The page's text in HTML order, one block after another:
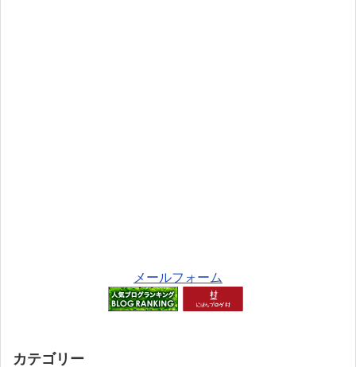
メールフォーム
カテゴリー